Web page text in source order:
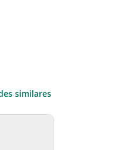
similares